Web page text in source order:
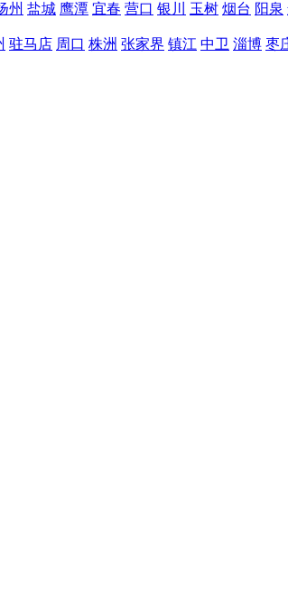
州 盐城 鹰潭 宜春 营口 银川 玉树 烟台 阳泉
驻马店 周口 株洲 张家界 镇江 中卫 淄博 枣